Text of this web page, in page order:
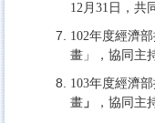
12月31日，共
102年度經濟
畫」，協同主
103年度經濟
畫 」 ，協同主